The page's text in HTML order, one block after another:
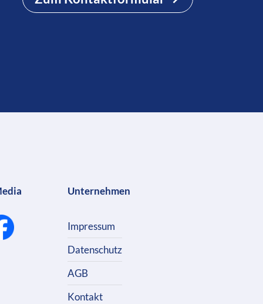
Unternehmen
Impressum
Datenschutz
AGB
Kontakt